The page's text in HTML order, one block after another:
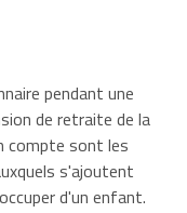
pendant une
de retraite de la
compte sont les
s'ajoutent
d'un enfant.